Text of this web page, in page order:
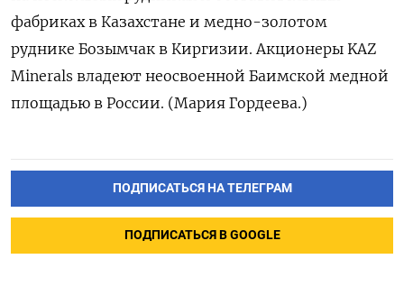
фабриках в Казахстане и медно-золотом
руднике Бозымчак в Киргизии. Акционеры KAZ
Minerals владеют неосвоенной Баимской медной
площадью в России. (Мария Гордеева.)
ПОДПИСАТЬСЯ НА ТЕЛЕГРАМ
ПОДПИСАТЬСЯ В GOOGLE